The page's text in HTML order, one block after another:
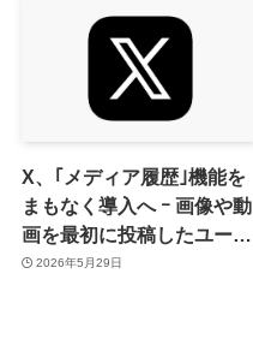
X、｢メディア履歴｣機能を
まもなく導入へ ｰ 画像や動
画を最初に投稿したユーザ
ーが誰かなどを確認可能に
2026年5月29日